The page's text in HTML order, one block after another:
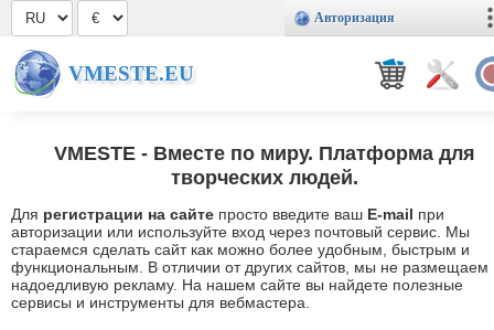
Авторизация
VMESTE.EU
VMESTE - Вместе по миру. Платформа для
творческих людей.
Для регистрации на сайте просто введите ваш E-mail при
авторизации или используйте вход через почтовый сервис. Мы
стараемся сделать сайт как можно более удобным, быстрым и
функциональным. В отличии от других сайтов, мы не размещаем
надоедливую рекламу. На нашем сайте вы найдете полезные
сервисы и инструменты для вебмастера.